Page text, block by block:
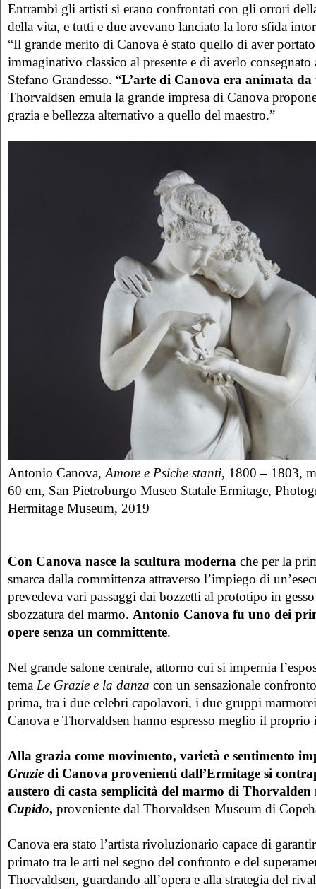
Entrambi gli artisti si erano confrontati con gli orrori
della vita, e tutti e due avevano lanciato la loro sfida
“Il grande merito di Canova è stato quello di aver
immaginativo classico al presente e di averlo consegnato
Stefano Grandesso. “L’arte di Canova era animata
Thorvaldsen emula la grande impresa di Canova
grazia e bellezza alternativo a quello del maestro.”
Antonio Canova, Amore e Psiche stanti, 1800 – 1803,
60 cm, San Pietroburgo Museo Statale Ermitage,
Hermitage Museum, 2019
Con Canova nasce la scultura moderna che per la
smarca dalla committenza attraverso l’impiego di
prevedeva vari passaggi dai bozzetti al prototipo in
sbozzatura del marmo. Antonio Canova fu uno dei
opere senza un committente.
Nel grande salone centrale, attorno cui si impernia
tema Le Grazie e la danza con un sensazionale
prima, tra i due celebri capolavori, i due gruppi
Canova e Thorvaldsen hanno espresso meglio il proprio
Alla grazia come movimento, varietà e sentimento
Grazie di Canova provenienti dall’Ermitage si
austero di casta semplicità del marmo di
Cupido, proveniente dal Thorvaldsen Museum di
Canova era stato l’artista rivoluzionario capace di
primato tra le arti nel segno del confronto e del
Thorvaldsen, guardando all’opera e alla strategia del